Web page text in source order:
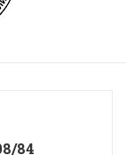
84